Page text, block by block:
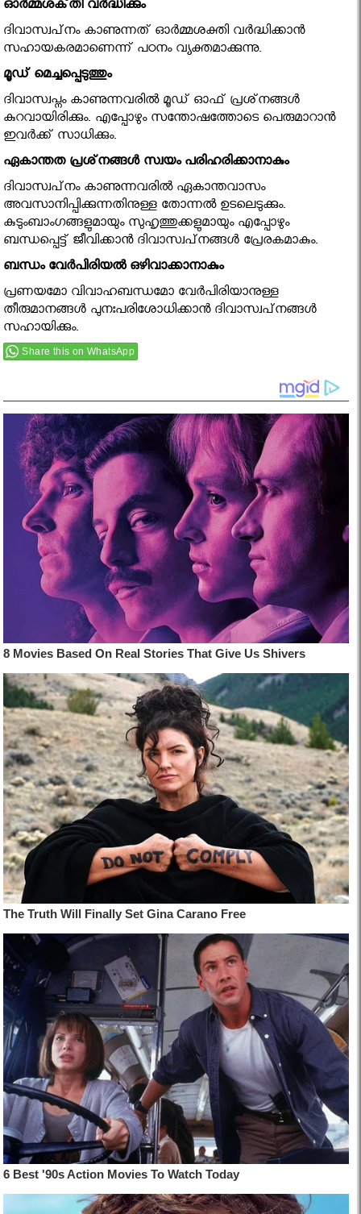
ഓര്‍മ്മശക്‌തി വര്‍ദ്ധിക്കും
ദിവാസ്വപ്‌നം കാണുന്നത് ഓര്‍മ്മശക്തി വര്‍ദ്ധിക്കാന്‍
സഹായകരമാണെന്ന് പഠനം വ്യക്തമാക്കുന്നു.
മൂഡ് മെച്ചപ്പെടുത്തും
ദിവാസ്വപ്നം കാണുന്നവരില്‍ മൂഡ് ഓഫ് പ്രശ്‌നങ്ങള്‍
കുറവായിരിക്കും. എപ്പോഴും സന്തോഷത്തോടെ പെരുമാറാന്‍
ഇവര്‍ക്ക് സാധിക്കും.
ഏകാന്തത പ്രശ്‌നങ്ങള്‍ സ്വയം പരിഹരിക്കാനാകും
ദിവാസ്വപ്‌നം കാണുന്നവരില്‍ ഏകാന്തവാസം
അവസാനിപ്പിക്കുന്നതിനുള്ള തോന്നല്‍ ഉടലെടുക്കും.
കുടുംബാംഗങ്ങളുമായും സുഹൃത്തുക്കളുമായും എപ്പോഴും
ബന്ധപ്പെട്ട് ജീവിക്കാന്‍ ദിവാസ്വപ്‌നങ്ങള്‍ പ്രേരകമാകും.
ബന്ധം വേര്‍പിരിയല്‍ ഒഴിവാക്കാനാകും
പ്രണയമോ വിവാഹബന്ധമോ വേര്‍പിരിയാനുള്ള
തീരുമാനങ്ങള്‍ പുനഃപരിശോധിക്കാന്‍ ദിവാസ്വപ്‌നങ്ങള്‍
സഹായിക്കും.
Share this on WhatsApp